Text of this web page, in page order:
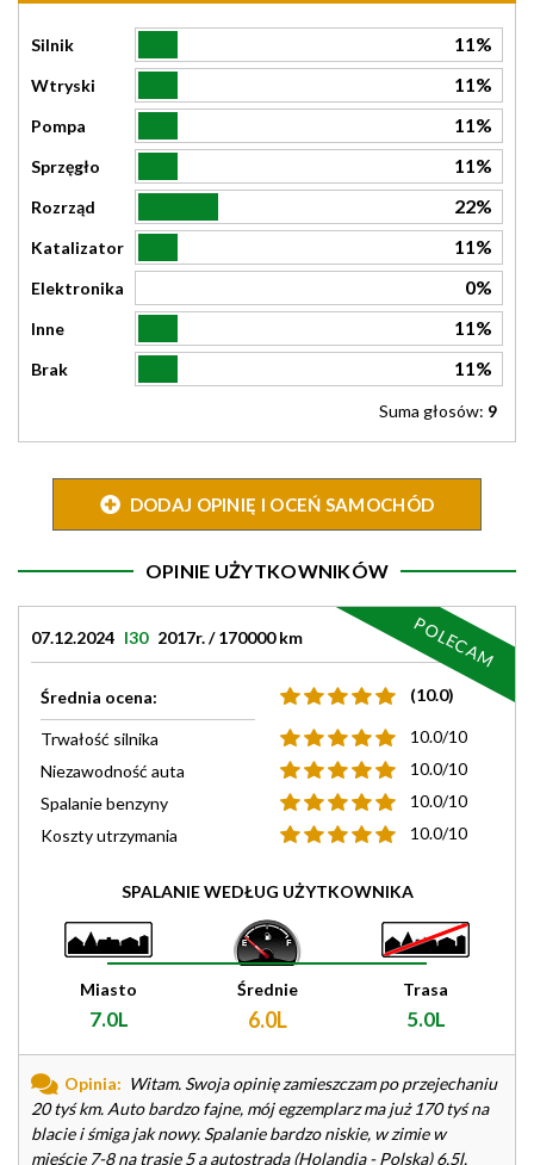
Silnik 11%
Wtryski 11%
Pompa 11%
Sprzęgło 11%
Rozrząd 22%
Katalizator 11%
Elektronika 0%
Inne 11%
Brak 11%
Suma głosów: 9
DODAJ OPINIĘ I OCEŃ SAMOCHÓD
OPINIE UŻYTKOWNIKÓW
07.12.2024 I30 2017r. / 170000 km
Średnia ocena: (10.0)
Trwałość silnika
10.0/10
Niezawodność auta
10.0/10
Spalanie benzyny
10.0/10
Koszty utrzymania
10.0/10
SPALANIE WEDŁUG UŻYTKOWNIKA
Miasto
7.0L
Średnie
6.0L
Trasa
5.0L
Opinia: Witam. Swoja opinię zamieszczam po przejechaniu
20 tyś km. Auto bardzo fajne, mój egzemplarz ma już 170 tyś na
blacie i śmiga jak nowy. Spalanie bardzo niskie, w zimie w
mieście 7-8 na trasie 5 a autostrada (Holandia - Polska) 6,5l.
POLECAM